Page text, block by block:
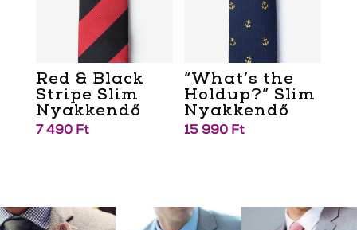
Red & Black
Stripe Slim
Nyakkendő
7 490 Ft
“What’s the
Holdup?” Slim
Nyakkendő
15 990 Ft